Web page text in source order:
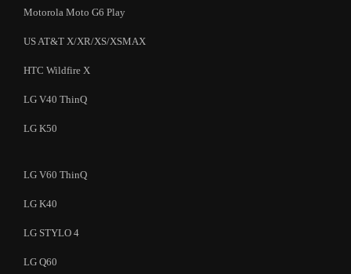
Motorola Moto G6 Play
US AT&T X/XR/XS/XSMAX
HTC Wildfire X
LG V40 ThinQ
LG K50
LG V60 ThinQ
LG K40
LG STYLO 4
LG Q60